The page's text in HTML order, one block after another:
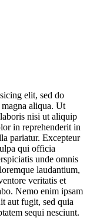
elit, sed do
aliqua. Ut
nisi ut aliquip
in reprehenderit in
pariatur. Excepteur
qui officia
unde omnis
laudantium,
veritatis et
Nemo enim ipsam
aut fugit, sed quia
sequi nesciunt.